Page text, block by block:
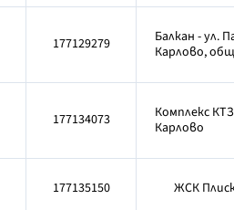
177129279
Балкан - ул.
Карлово,
177134073
Комплекс
Карлово
177135150 ЖСК